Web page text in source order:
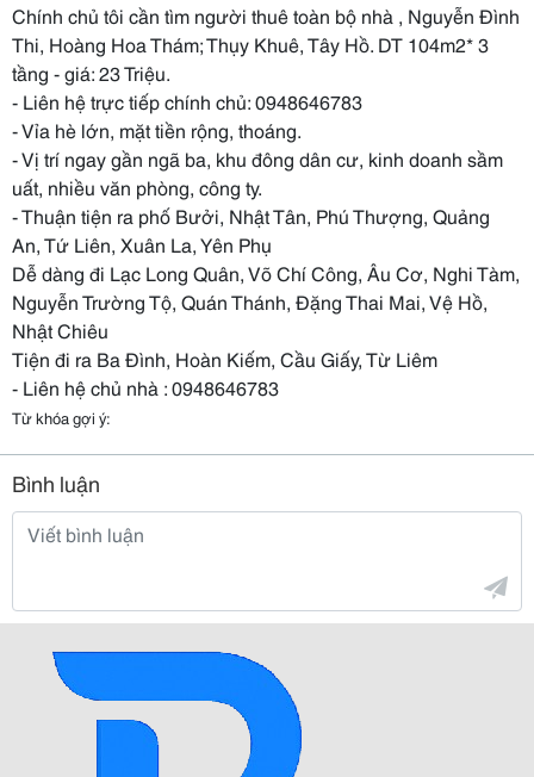
Chính chủ tôi cần tìm người thuê toàn bộ nhà , Nguyễn Đình
Thi, Hoàng Hoa Thám; Thụy Khuê, Tây Hồ. DT 104m2* 3
tầng - giá: 23 Triệu.
- Liên hệ trực tiếp chính chủ: 0948646783
- Vỉa hè lớn, mặt tiền rộng, thoáng.
- Vị trí ngay gần ngã ba, khu đông dân cư, kinh doanh sầm
uất, nhiều văn phòng, công ty.
- Thuận tiện ra phố Bưởi, Nhật Tân, Phú Thượng, Quảng
An, Tứ Liên, Xuân La, Yên Phụ
Dễ dàng đi Lạc Long Quân, Võ Chí Công, Âu Cơ, Nghi Tàm,
Nguyễn Trường Tộ, Quán Thánh, Đặng Thai Mai, Vệ Hồ,
Nhật Chiêu
Tiện đi ra Ba Đình, Hoàn Kiếm, Cầu Giấy, Từ Liêm
- Liên hệ chủ nhà : 0948646783
Từ khóa gợi ý:
Bình luận